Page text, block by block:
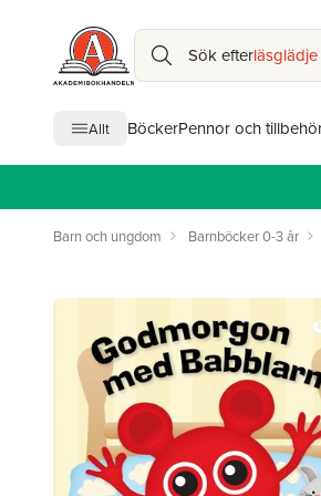
Sök efter
Allt BöckerPennor och
Barn och ungdom Barnböcker 0-3 år